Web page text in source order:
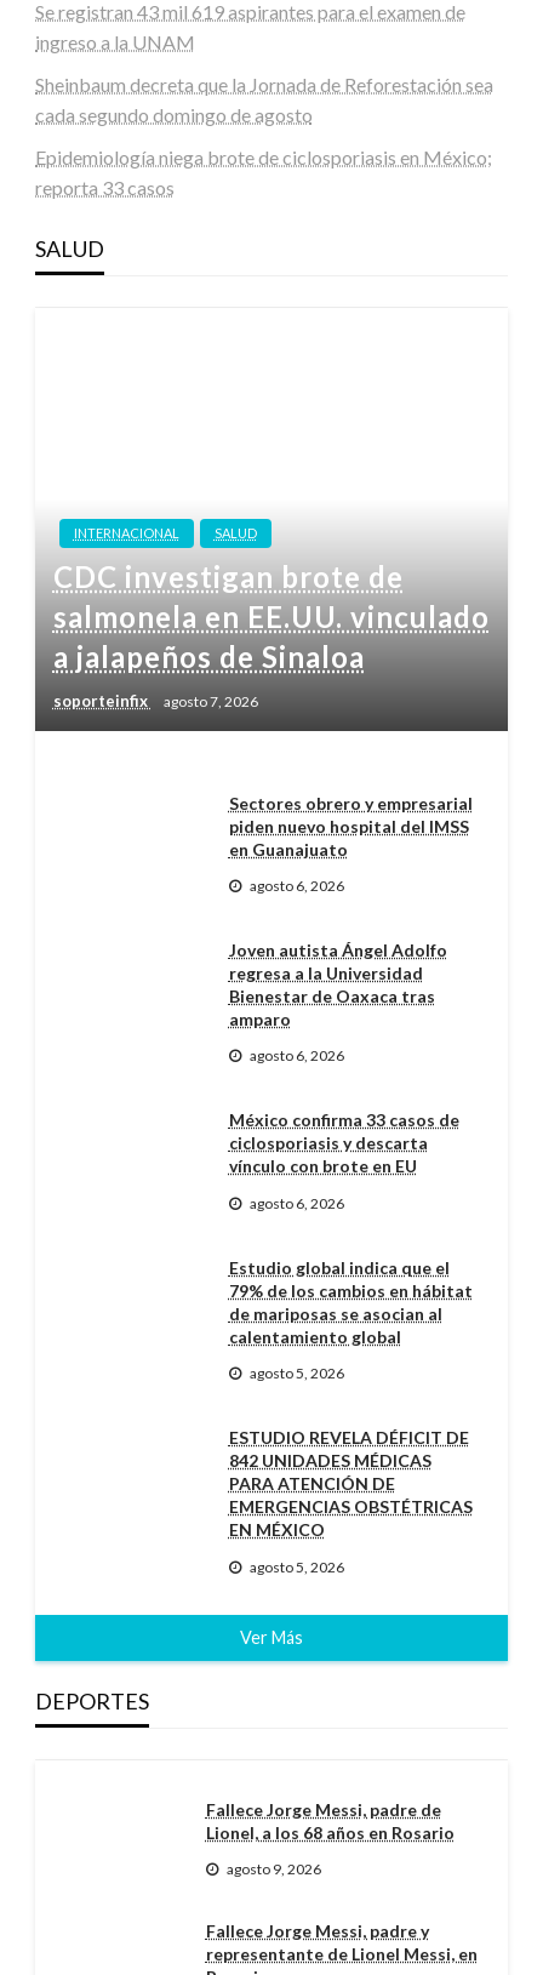
Se registran 43 mil 619 aspirantes para el examen de
ingreso a la UNAM
Sheinbaum decreta que la Jornada de Reforestación sea
cada segundo domingo de agosto
Epidemiología niega brote de ciclosporiasis en México;
reporta 33 casos
SALUD
INTERNACIONAL SALUD
CDC investigan brote de
salmonela en EE.UU. vinculado
a jalapeños de Sinaloa
soporteinfix agosto 7, 2026
Sectores obrero y empresarial
piden nuevo hospital del IMSS
en Guanajuato
agosto 6, 2026
Joven autista Ángel Adolfo
regresa a la Universidad
Bienestar de Oaxaca tras
amparo
agosto 6, 2026
México confirma 33 casos de
ciclosporiasis y descarta
vínculo con brote en EU
agosto 6, 2026
Estudio global indica que el
79% de los cambios en hábitat
de mariposas se asocian al
calentamiento global
agosto 5, 2026
ESTUDIO REVELA DÉFICIT DE
842 UNIDADES MÉDICAS
PARA ATENCIÓN DE
EMERGENCIAS OBSTÉTRICAS
EN MÉXICO
agosto 5, 2026
Ver Más
DEPORTES
Fallece Jorge Messi, padre de
Lionel, a los 68 años en Rosario
agosto 9, 2026
Fallece Jorge Messi, padre y
representante de Lionel Messi, en